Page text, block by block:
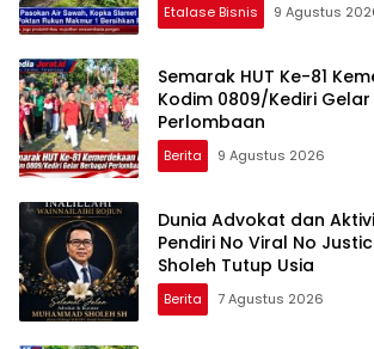
Etalase Bisnis 9 Agustus
Semarak HUT Ke-81
Kodim 0809/Kediri
Perlombaan
Berita 9 Agustus 2026
Dunia Advokat dan
Pendiri No Viral No
Sholeh Tutup Usia
Berita 7 Agustus 2026